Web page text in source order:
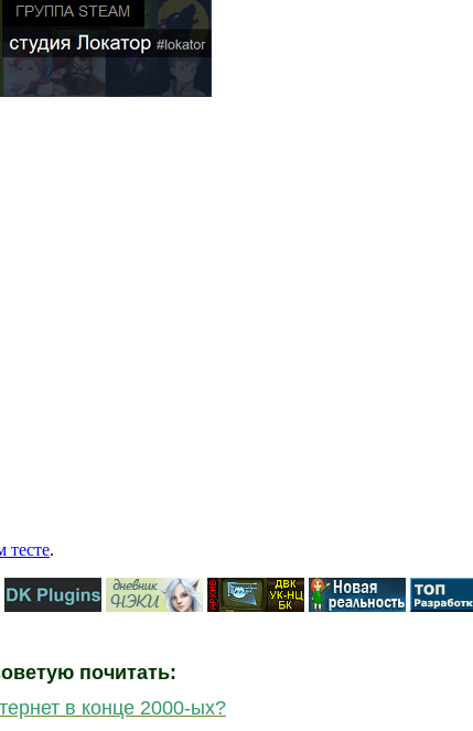
тесте.
почитать:
в конце 2000-ых?